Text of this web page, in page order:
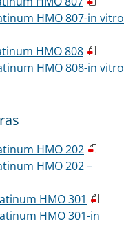
HMO 807-in vitro
HMO 808
HMO 808-in vitro
HMO 202
HMO 202 –
HMO 301
HMO 301-in